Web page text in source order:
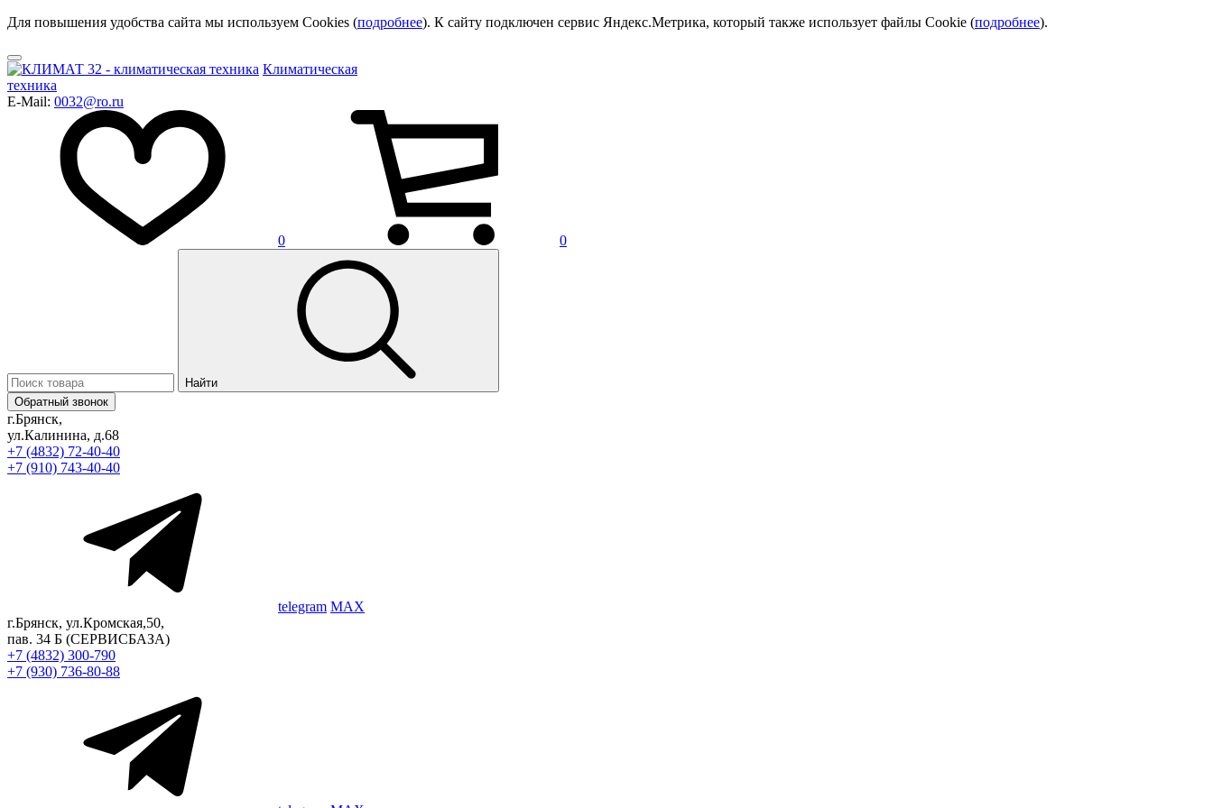
Для повышения удобства сайта мы используем Cookies (подробнее). К сайту подключен сервис Яндекс.Метрика, который также использует файлы Cookie (подробнее).
Климатическая
техника
E-Mail: 0032@ro.ru
0 0
Найти
Обратный звонок
г.Брянск,
ул.Калинина, д.68
+7 (4832) 72-40-40
+7 (910) 743-40-40
telegram MAX
г.Брянск, ул.Кромская,50,
пав. 34 Б (СЕРВИСБАЗА)
+7 (4832) 300-790
+7 (930) 736-80-88